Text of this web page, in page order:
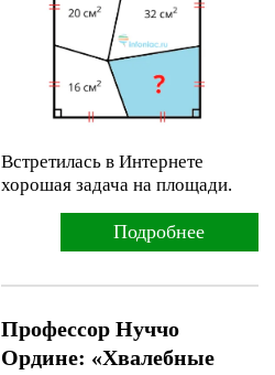
Встретилась в Интернете
хорошая задача на площади.
Подробнее
Профессор Нуччо
Ордине: «Хвалебные